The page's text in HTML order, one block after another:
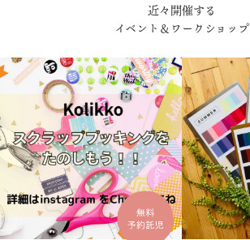
近々開催する
イベント＆ワークショップ